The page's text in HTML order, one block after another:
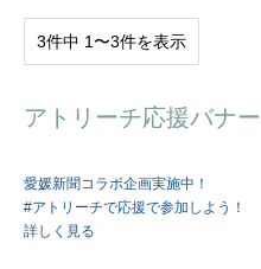
3件中 1〜3件を表示
アトリーチ応援バナー
愛媛新聞コラボ企画実施中！
#アトリーチで応援で参加しよう！
詳しく見る